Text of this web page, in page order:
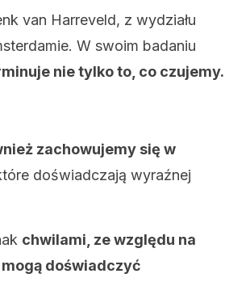
van Harreveld, z wydziału
W swoim badaniu
nie tylko to, co czujemy.
zachowujemy się w
doświadczają wyraźnej
chwilami, ze względu na
doświadczyć